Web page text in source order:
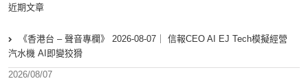
近期文章
《香港台 – 聲音專欄》 2026-08-07｜ 信報CEO AI EJ Tech模擬經營
汽水機 AI即變狡猾
2026/08/07